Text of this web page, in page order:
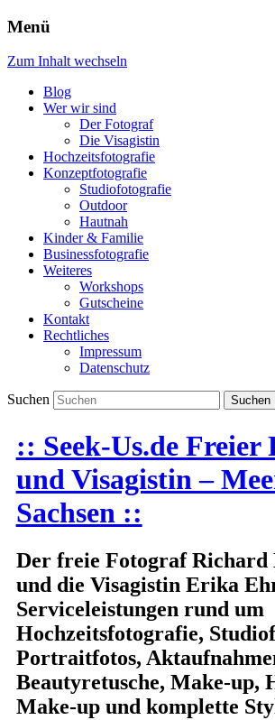
Menü
Zum Inhalt wechseln
Blog
Wer wir sind
Der Fotograf
Die Visagistin
Hochzeitsfotografie
Konzeptfotografie
Studiofotografie
Outdoor
Hautnah
Kinder & Familie
Businessfotografie
Weiteres
Workshops
Gutscheine
Kontakt
Rechtliches
Impressum
Datenschutz
Suchen
:: Seek-Us.de Freier
und Visagistin –
Sachsen ::
Der freie Fotograf Richard
und die Visagistin Erika
Serviceleistungen rund um
Hochzeitsfotografie,
Portraitfotos,
Beautyretusche, Make-up,
Make-up und komplette